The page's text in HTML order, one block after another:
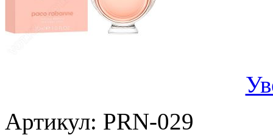
Артикул: PRN-029